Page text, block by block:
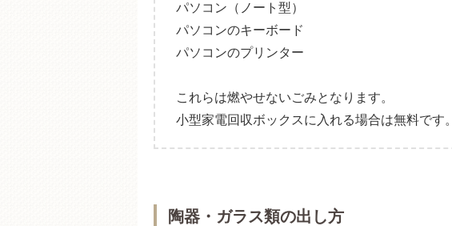
パソコン（ノート型）
パソコンのキーボード
パソコンのプリンター
これらは燃やせないごみとなります。
小型家電回収ボックスに入れる場合は無料です。
陶器・ガラス類の出し方